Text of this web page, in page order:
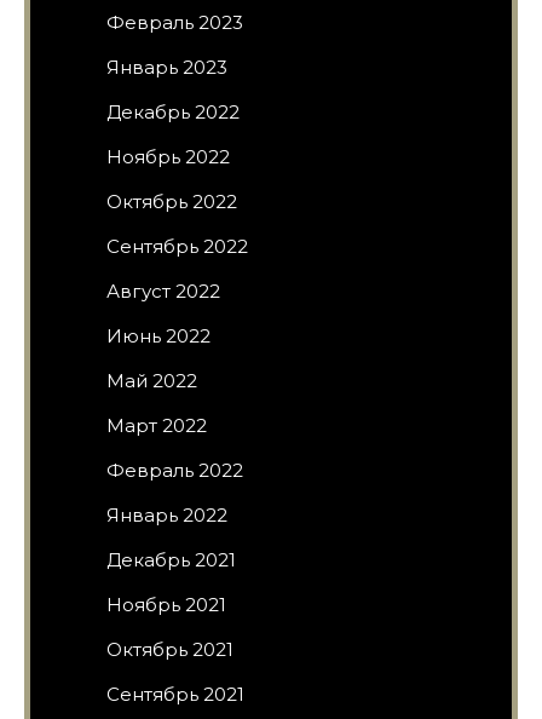
Февраль 2023
Январь 2023
Декабрь 2022
Ноябрь 2022
Октябрь 2022
Сентябрь 2022
Август 2022
Июнь 2022
Май 2022
Март 2022
Февраль 2022
Январь 2022
Декабрь 2021
Ноябрь 2021
Октябрь 2021
Сентябрь 2021